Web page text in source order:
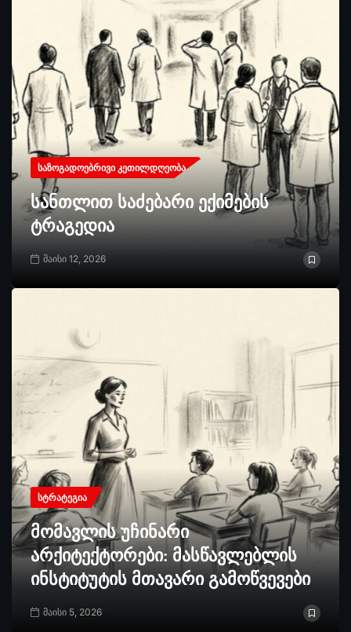
ᲡᲐᲖᲝᲒᲐᲓᲝᲔᲑᲠᲘᲕᲘ ᲙᲔᲗᲘᲚᲓᲦᲔᲝᲑᲐ
სანთლით საძებარი ექიმების
ტრაგედია
მაისი 12, 2026
ᲡᲢᲠᲐᲢᲔᲒᲘᲐ
მომავლის უჩინარი
არქიტექტორები: მასწავლებლის
ინსტიტუტის მთავარი გამოწვევები
მაისი 5, 2026